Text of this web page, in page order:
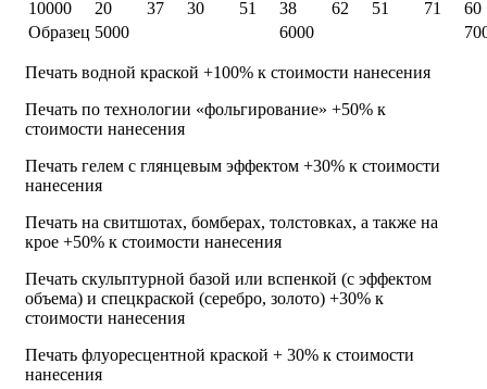
10000
20 37 30 51 38 62 51 71
60
Образец 5000 6000
Печать водной краской +100% к стоимости нанесения
Печать по технологии «фольгирование» +50% к
стоимости нанесения
Печать гелем с глянцевым эффектом +30% к стоимости
нанесения
Печать на свитшотах, бомберах, толстовках, а также на
крое +50% к стоимости нанесения
Печать скульптурной базой или вспенкой (с эффектом
объема) и спецкраской (серебро, золото) +30% к
стоимости нанесения
Печать флуоресцентной краской + 30% к стоимости
нанесения